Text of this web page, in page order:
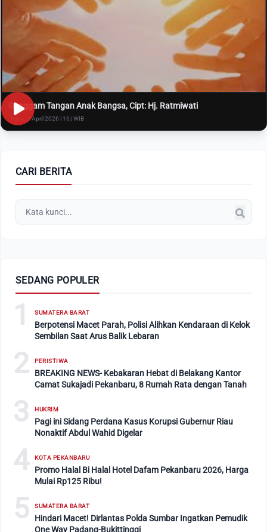
Genggam Tangan Anak Bangsa, Cipt: Hj. Ratmiwati
Rabu, 8 April 2026 | 16:i WIB
CARI BERITA
SEDANG POPULER
1 SUMATERA BARAT
Berpotensi Macet Parah, Polisi Alihkan Kendaraan di Kelok
Sembilan Saat Arus Balik Lebaran
2 PERISTIWA
BREAKING NEWS- Kebakaran Hebat di Belakang Kantor
Camat Sukajadi Pekanbaru, 8 Rumah Rata dengan Tanah
3 HUKRIM
Pagi ini Sidang Perdana Kasus Korupsi Gubernur Riau
Nonaktif Abdul Wahid Digelar
4 KOTA PEKANBARU
Promo Halal Bi Halal Hotel Dafam Pekanbaru 2026, Harga
Mulai Rp125 Ribu!
5 SUMATERA BARAT
Hindari Macet! Dirlantas Polda Sumbar Ingatkan Pemudik
One Way Padang-Bukittinggi